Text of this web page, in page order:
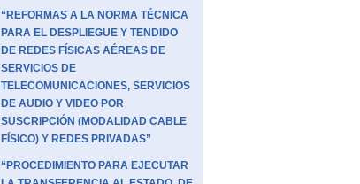
“REFORMAS A LA NORMA TÉCNICA
PARA EL DESPLIEGUE Y TENDIDO
DE REDES FÍSICAS AÉREAS DE
SERVICIOS DE
TELECOMUNICACIONES, SERVICIOS
DE AUDIO Y VIDEO POR
SUSCRIPCIÓN (MODALIDAD CABLE
FÍSICO) Y REDES PRIVADAS”
“PROCEDIMIENTO PARA EJECUTAR